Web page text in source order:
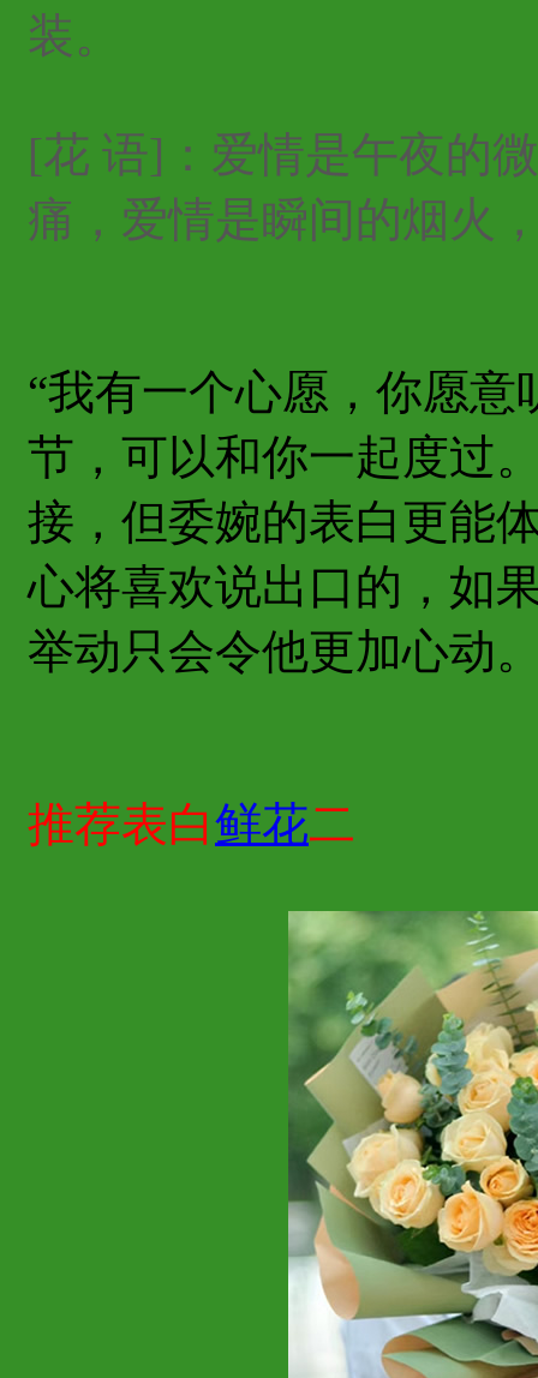
装。
[花 语]：爱情是午夜的
痛，爱情是瞬间的烟火
“我有一个心愿，你愿
节，可以和你一起度过
接，但委婉的表白更能
心将喜欢说出口的，如
举动只会令他更加心动
推荐表白鲜花二